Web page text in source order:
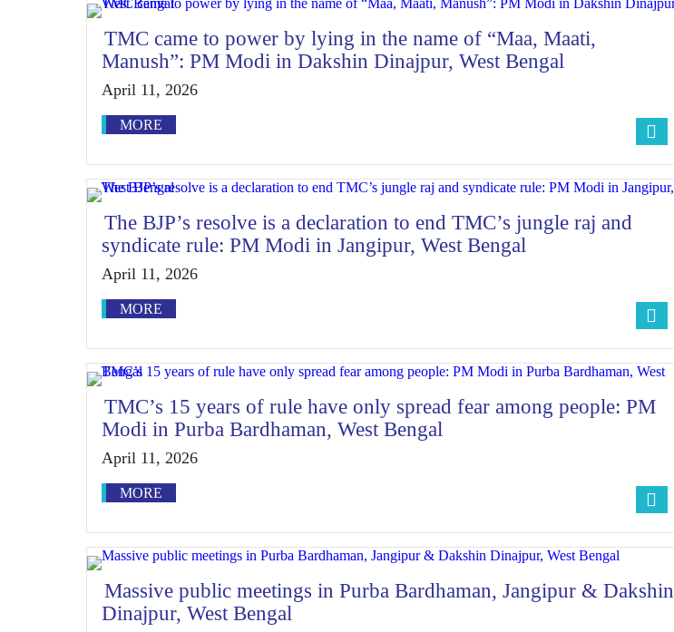
TMC came to power by lying in the name of “Maa, Maati,
Manush”: PM Modi in Dakshin Dinajpur, West Bengal
April 11, 2026
MORE
The BJP’s resolve is a declaration to end TMC’s jungle raj and
syndicate rule: PM Modi in Jangipur, West Bengal
April 11, 2026
MORE
TMC’s 15 years of rule have only spread fear among people: PM
Modi in Purba Bardhaman, West Bengal
April 11, 2026
MORE
Massive public meetings in Purba Bardhaman, Jangipur & Dakshin
Dinajpur, West Bengal